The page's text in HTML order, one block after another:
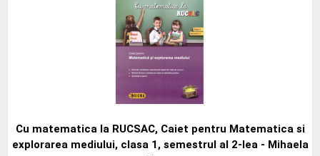
Cu matematica la RUCSAC, Caiet pentru Matematica si
explorarea mediului, clasa 1, semestrul al 2-lea - Mihaela